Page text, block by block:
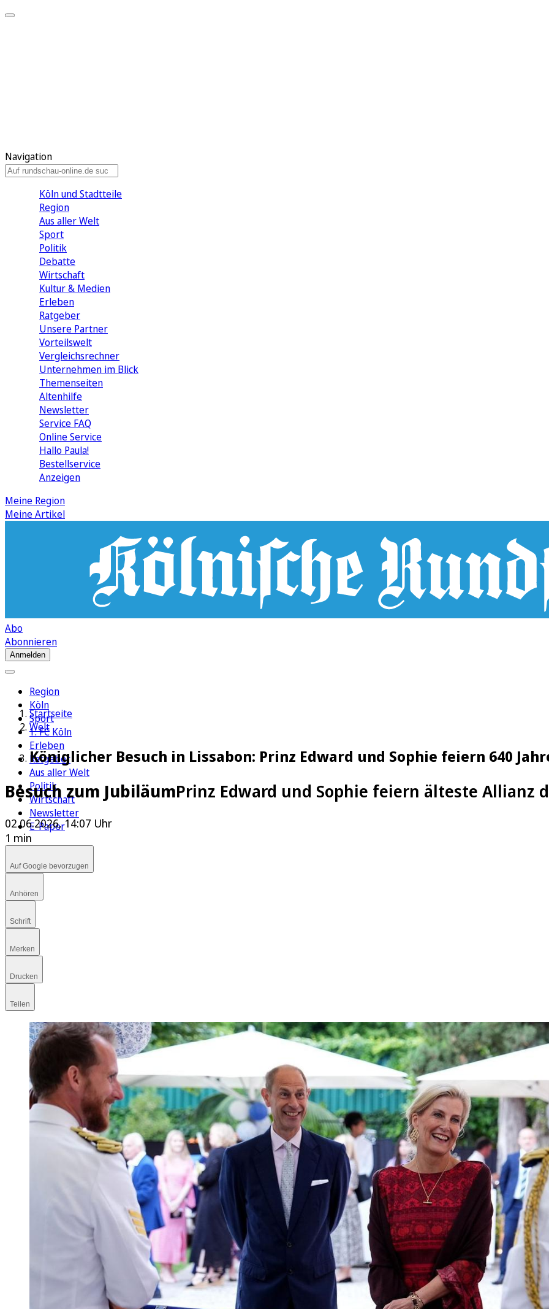
Navigation
Köln und Stadtteile
Region
Aus aller Welt
Sport
Politik
Debatte
Wirtschaft
Kultur & Medien
Erleben
Ratgeber
Unsere Partner
Vorteilswelt
Vergleichsrechner
Unternehmen im Blick
Themenseiten
Altenhilfe
Newsletter
Service FAQ
Online Service
Hallo Paula!
Bestellservice
Anzeigen
Meine Region
Meine Artikel
Abo
Abonnieren
Anmelden
Region
Köln
Sport
1. FC Köln
Erleben
Ratgeber
Aus aller Welt
Politik
Wirtschaft
Newsletter
E-Paper
Startseite
Welt
Königlicher Besuch in Lissabon: Prinz Edward und Sophie feiern 640
Besuch zum JubiläumPrinz Edward und Sophie feiern älteste Allianz
02.06.2026, 14:07 Uhr
1 min
Auf Google bevorzugen
Anhören
Schrift
Merken
Drucken
Teilen